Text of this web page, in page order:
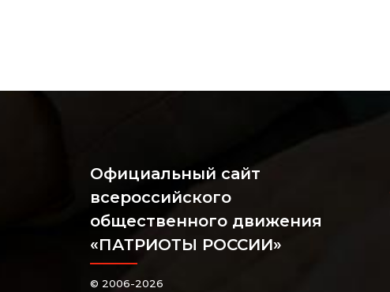
Официальный сайт
всероссийского
общественного движения
«ПАТРИОТЫ РОССИИ»
© 2006-2026